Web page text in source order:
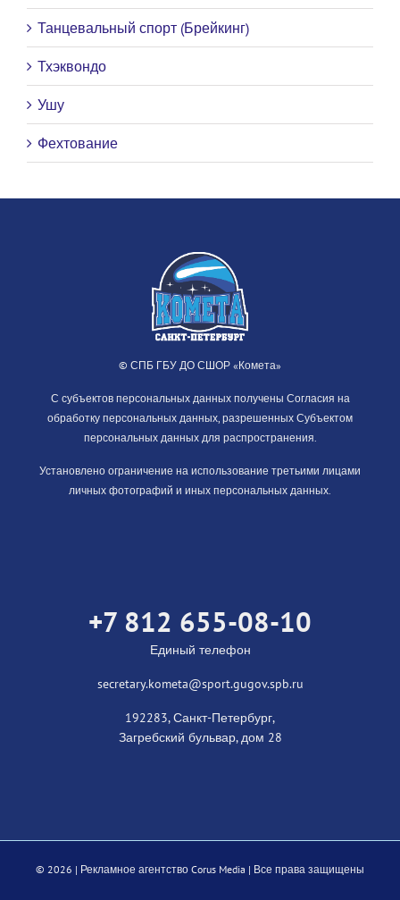
Танцевальный спорт (Брейкинг)
Тхэквондо
Ушу
Фехтование
© СПБ ГБУ ДО СШОР «Комета»
С субъектов персональных данных получены Согласия на
обработку персональных данных, разрешенных Субъектом
персональных данных для распространения.
Установлено ограничение на использование третьими лицами
личных фотографий и иных персональных данных.
+7 812 655-08-10
Единый телефон
secretary.kometa@sport.gugov.spb.ru
192283, Санкт-Петербург,
Загребский бульвар, дом 28
© 2026 | Рекламное агентство Corus Media | Все права защищены